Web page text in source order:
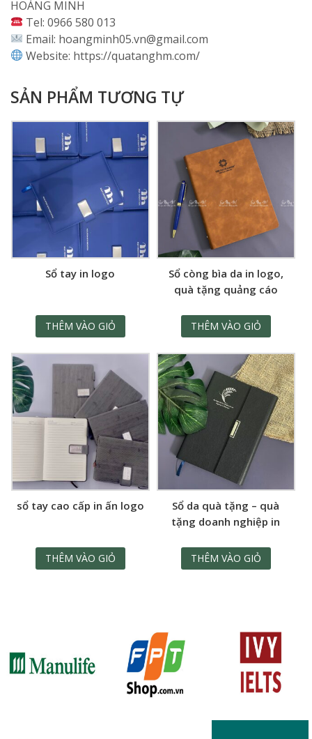
HOÀNG MINH
Tel: 0966 580 013
Email: hoangminh05.vn@gmail.com
Website: https://quatanghm.com/
SẢN PHẨM TƯƠNG TỰ
Sổ tay in logo
THÊM VÀO GIỎ
Sổ còng bìa da in logo,
quà tặng quảng cáo
THÊM VÀO GIỎ
sổ tay cao cấp in ấn logo
THÊM VÀO GIỎ
Sổ da quà tặng – quà
tặng doanh nghiệp in
THÊM VÀO GIỎ